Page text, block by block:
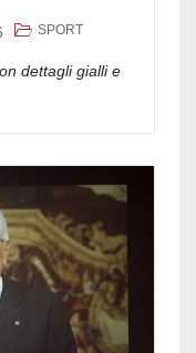
SPORT
dettagli gialli e